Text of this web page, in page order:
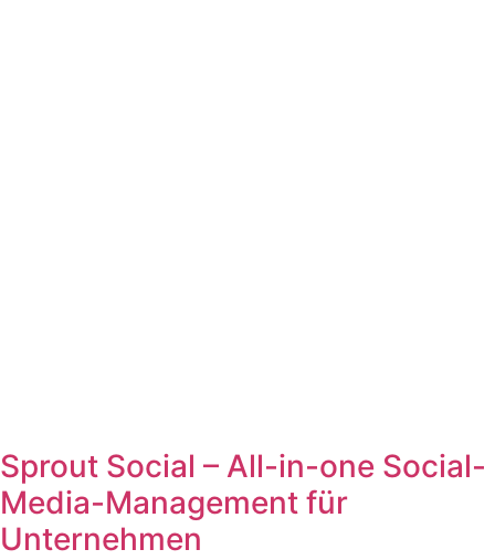
Sprout Social – All-in-one Social-
Media-Management für
Unternehmen